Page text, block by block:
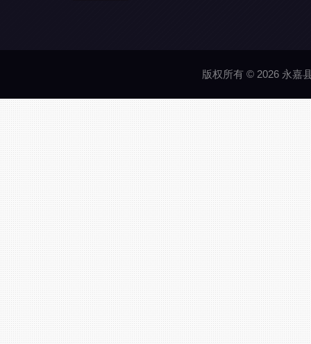
版权所有 © 2026 永嘉